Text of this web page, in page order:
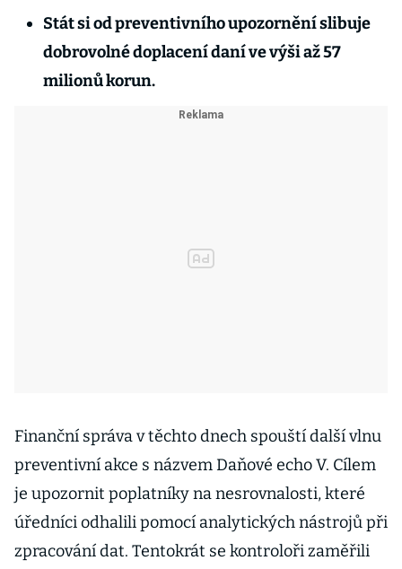
Stát si od preventivního upozornění slibuje
dobrovolné doplacení daní ve výši až 57
milionů korun.
Finanční správa v těchto dnech spouští další vlnu
preventivní akce s názvem Daňové echo V. Cílem
je upozornit poplatníky na nesrovnalosti, které
úředníci odhalili pomocí analytických nástrojů při
zpracování dat. Tentokrát se kontroloři zaměřili